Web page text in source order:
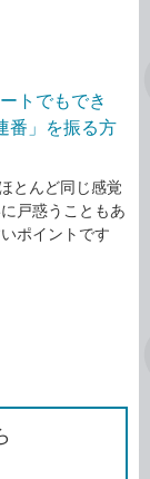
トでもでき
番」を振る方
とんど同じ感覚
戸惑うこともあ
ポイントです